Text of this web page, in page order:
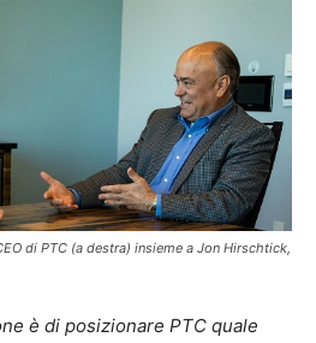
di PTC (a destra) insieme a Jon Hirschtick,
è di posizionare PTC quale